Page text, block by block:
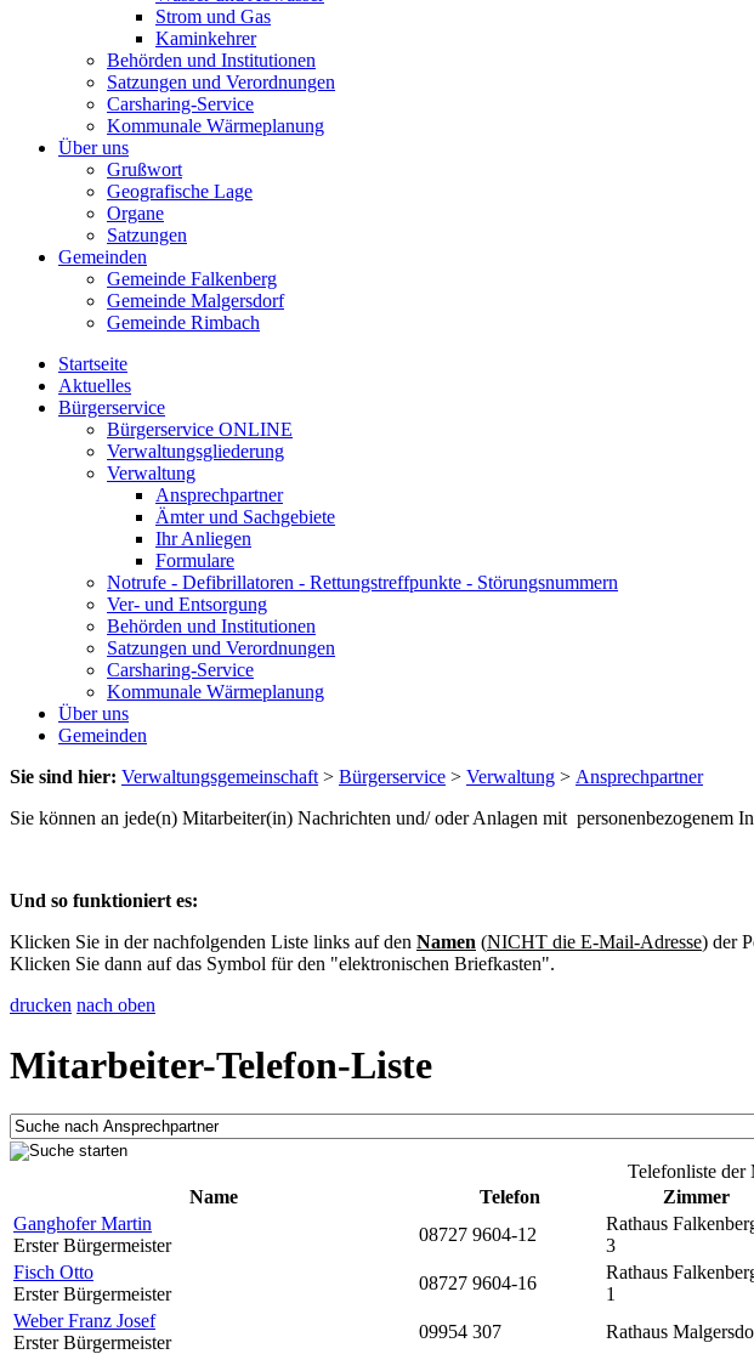
Strom und Gas
Kaminkehrer
Behörden und Institutionen
Satzungen und Verordnungen
Carsharing-Service
Kommunale Wärmeplanung
Über uns
Grußwort
Geografische Lage
Organe
Satzungen
Gemeinden
Gemeinde Falkenberg
Gemeinde Malgersdorf
Gemeinde Rimbach
Startseite
Aktuelles
Bürgerservice
Bürgerservice ONLINE
Verwaltungsgliederung
Verwaltung
Ansprechpartner
Ämter und Sachgebiete
Ihr Anliegen
Formulare
Notrufe - Defibrillatoren - Rettungstreffpunkte - Störungsnummern
Ver- und Entsorgung
Behörden und Institutionen
Satzungen und Verordnungen
Carsharing-Service
Kommunale Wärmeplanung
Über uns
Gemeinden
Sie sind hier: Verwaltungsgemeinschaft > Bürgerservice > Verwaltung > Ansprechpartner
Sie können an jede(n) Mitarbeiter(in) Nachrichten und/ oder Anlagen mit personenbezogenem
Und so funktioniert es:
Klicken Sie in der nachfolgenden Liste links auf den Namen (NICHT die E-Mail-Adresse) der
Klicken Sie dann auf das Symbol für den "elektronischen Briefkasten".
drucken nach oben
Mitarbeiter-Telefon-Liste
Telefonliste der
Name
Telefon Zimmer
Ganghofer Martin
Erster Bürgermeister
08727 9604-12
Rathaus
3
Fisch Otto
Erster Bürgermeister
08727 9604-16
Rathaus
1
Weber Franz Josef
Erster Bürgermeister
09954 307 Rathaus